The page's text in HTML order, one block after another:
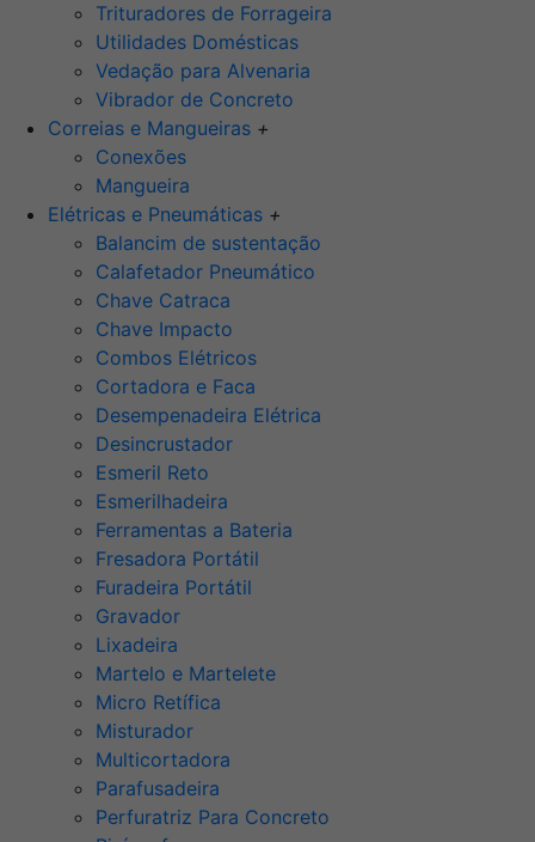
Trituradores de Forrageira
Utilidades Domésticas
Vedação para Alvenaria
Vibrador de Concreto
Correias e Mangueiras +
Conexões
Mangueira
Elétricas e Pneumáticas +
Balancim de sustentação
Calafetador Pneumático
Chave Catraca
Chave Impacto
Combos Elétricos
Cortadora e Faca
Desempenadeira Elétrica
Desincrustador
Esmeril Reto
Esmerilhadeira
Ferramentas a Bateria
Fresadora Portátil
Furadeira Portátil
Gravador
Lixadeira
Martelo e Martelete
Micro Retífica
Misturador
Multicortadora
Parafusadeira
Perfuratriz Para Concreto